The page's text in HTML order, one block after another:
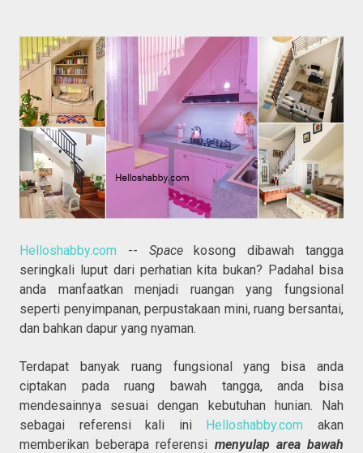
Helloshabby.com -- Space kosong dibawah tangga
seringkali luput dari perhatian kita bukan? Padahal bisa
anda manfaatkan menjadi ruangan yang fungsional
seperti penyimpanan, perpustakaan mini, ruang bersantai,
dan bahkan dapur yang nyaman.
Terdapat banyak ruang fungsional yang bisa anda
ciptakan pada ruang bawah tangga, anda bisa
mendesainnya sesuai dengan kebutuhan hunian. Nah
sebagai referensi kali ini Helloshabby.com akan
memberikan beberapa referensi menyulap area bawah